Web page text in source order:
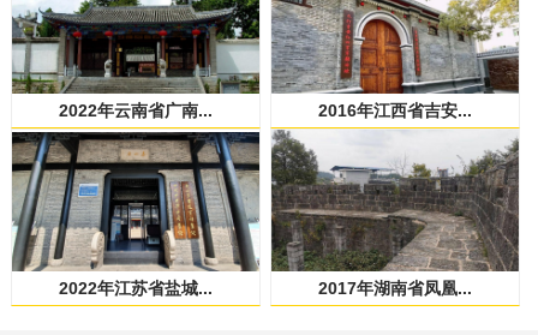
2022年云南省广南... 2016年江西省吉安...
2022年江苏省盐城... 2017年湖南省凤凰...